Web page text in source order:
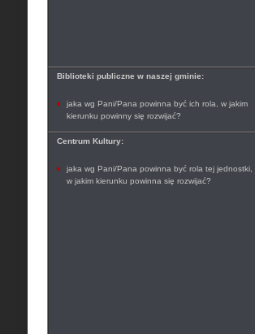
Biblioteki publiczne w naszej gminie:
jaka wg Pani/Pana powinna być ich rola, w jakim
kierunku powinny się rozwijać?
Centrum Kultury:
jaka wg Pani/Pana powinna być rola tej jednostki,
w jakim kierunku powinna się rozwijać?